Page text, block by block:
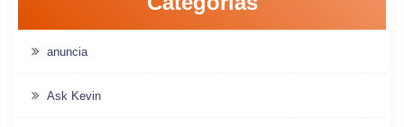
anuncia
Ask Kevin